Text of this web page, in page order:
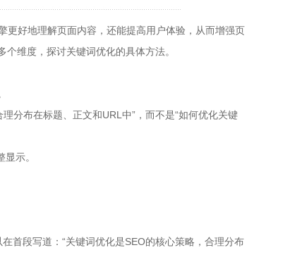
更好地理解页面内容，还能提高用户体验，从而增强页
维度，探讨关键词优化的具体方法。
分布在标题、正文和URL中”，而不是“如何优化关键
示。
首段写道：“关键词优化是SEO的核心策略，合理分布